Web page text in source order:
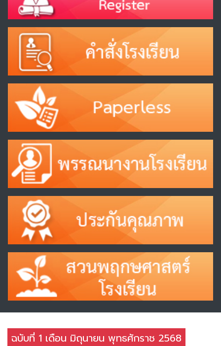
ฉบับที่ 1 เดือน มิถุนายน พุทธศักราช 2568